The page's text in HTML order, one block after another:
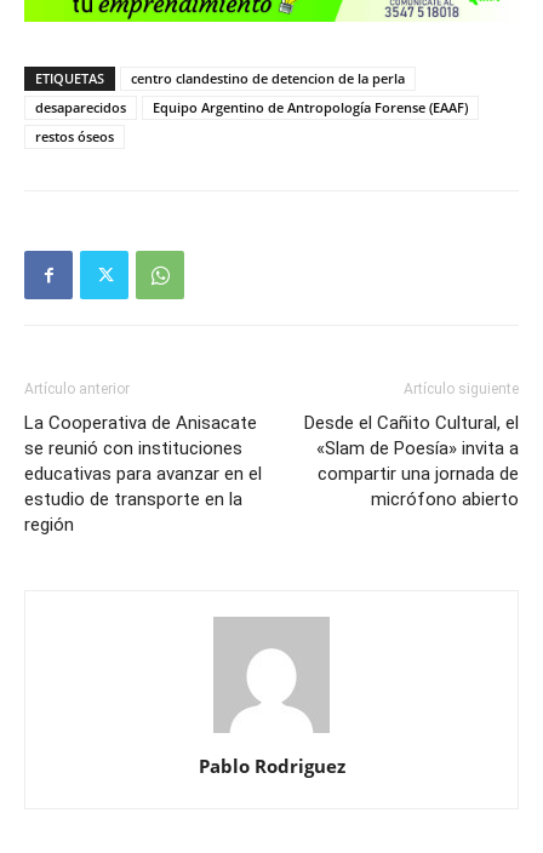
ETIQUETAS
centro clandestino de detencion de la perla
desaparecidos
Equipo Argentino de Antropología Forense (EAAF)
restos óseos
Artículo anterior
La Cooperativa de Anisacate
se reunió con instituciones
educativas para avanzar en el
estudio de transporte en la
región
Artículo siguiente
Desde el Cañito Cultural, el
«Slam de Poesía» invita a
compartir una jornada de
micrófono abierto
Pablo Rodriguez